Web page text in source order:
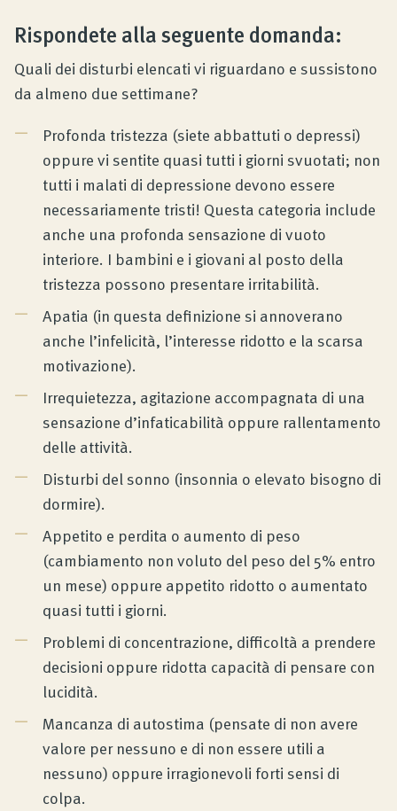
Rispondete alla seguente domanda:
Quali dei disturbi elencati vi riguardano e sussistono
da almeno due settimane?
Profonda tristezza (siete abbattuti o depressi)
oppure vi sentite quasi tutti i giorni svuotati; non
tutti i malati di depressione devono essere
necessariamente tristi! Questa categoria include
anche una profonda sensazione di vuoto
interiore. I bambini e i giovani al posto della
tristezza possono presentare irritabilità.
Apatia (in questa definizione si annoverano
anche l’infelicità, l’interesse ridotto e la scarsa
motivazione).
Irrequietezza, agitazione accompagnata di una
sensazione d’infaticabilità oppure rallentamento
delle attività.
Disturbi del sonno (insonnia o elevato bisogno di
dormire).
Appetito e perdita o aumento di peso
(cambiamento non voluto del peso del 5% entro
un mese) oppure appetito ridotto o aumentato
quasi tutti i giorni.
Problemi di concentrazione, difficoltà a prendere
decisioni oppure ridotta capacità di pensare con
lucidità.
Mancanza di autostima (pensate di non avere
valore per nessuno e di non essere utili a
nessuno) oppure irragionevoli forti sensi di
colpa.